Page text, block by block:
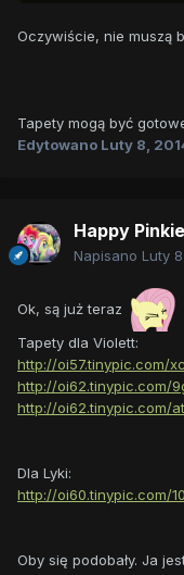
Oczywiście, nie muszą
Tapety mogą być
Edytowano Luty 8,
Happy Pinkie
Napisano Luty
Ok, są już teraz
Tapety dla Violett:
http://oi57.tinypic.com/
http://oi62.tinypic.com/
http://oi62.tinypic.com/
Dla Lyki:
http://oi60.tinypic.com/
Oby się podobały. Ja